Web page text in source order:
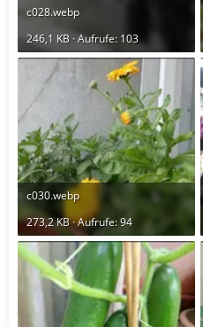
c028.webp
246,1 KB · Aufrufe: 103
c030.webp
273,2 KB · Aufrufe: 94